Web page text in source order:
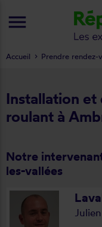
Installation
roulant à
Notre
les-vallées
Accueil Prendre rendez-
menu